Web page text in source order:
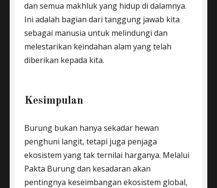
dan semua makhluk yang hidup di dalamnya.
Ini adalah bagian dari tanggung jawab kita
sebagai manusia untuk melindungi dan
melestarikan keindahan alam yang telah
diberikan kepada kita.
Kesimpulan
Burung bukan hanya sekadar hewan
penghuni langit, tetapi juga penjaga
ekosistem yang tak ternilai harganya. Melalui
Pakta Burung dan kesadaran akan
pentingnya keseimbangan ekosistem global,